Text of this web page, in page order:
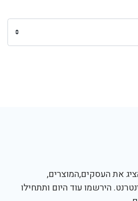
את העסקים,המוצרים,
הירשמו עוד היום ותתחילו